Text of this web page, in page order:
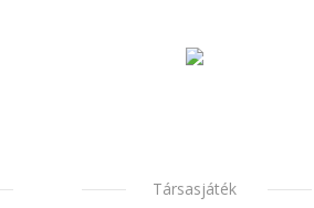
Társasjáték